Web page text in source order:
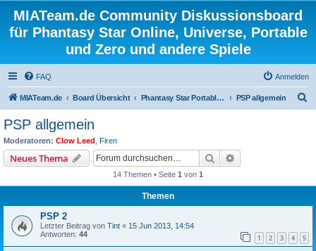
MIATeam.de Community Diskussionsboard
für Phantasy Star Online, Universe, Portable
und Zero und andere Spiele
FAQ Anmelden
MIATeam.de Board Übersicht Phantasy Star Portable 1&2 || Phantasy Star Zero PSP allgemein
PSP allgemein
Moderatoren: Clow Leed Firen
Neues Thema Suche
14 Themen • Seite 1 von 1
Themen
PSP 2
Letzter Beitrag von Tint « 15 Jun 2013, 14:54
Antworten: 44 1 2 3 4 5